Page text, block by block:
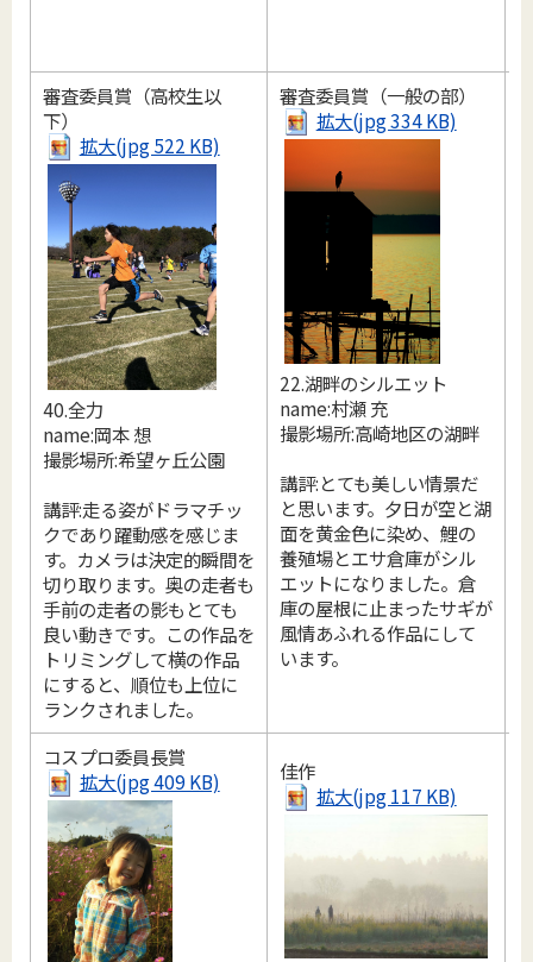
審査委員賞（高校生以
下）
拡大(jpg 522 KB)
40.全力
name:岡本 想
撮影場所:希望ヶ丘公園
講評:走る姿がドラマチッ
クであり躍動感を感じま
す。カメラは決定的瞬間を
切り取ります。奥の走者も
手前の走者の影もとても
良い動きです。この作品を
トリミングして横の作品
にすると、順位も上位に
ランクされました。
審査委員賞（一般の部）
拡大(jpg 334 KB)
22.湖畔のシルエット
name:村瀬 充
撮影場所:高崎地区の湖畔
講評:とても美しい情景だ
と思います。夕日が空と湖
面を黄金色に染め、鯉の
養殖場とエサ倉庫がシル
エットになりました。倉
庫の屋根に止まったサギが
風情あふれる作品にして
います。
コスプロ委員長賞
拡大(jpg 409 KB)
佳作
拡大(jpg 117 KB)